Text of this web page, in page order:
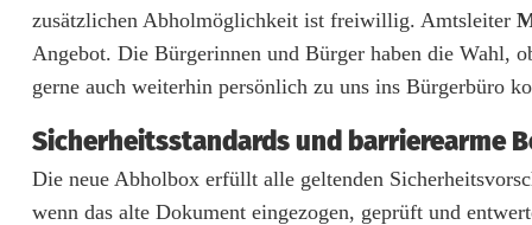
b
h
l
b
zusätzlichen Abholmöglichkeit ist freiwillig. Amtsleiter
Angebot. Die Bürgerinnen und Bürger haben die Wahl,
gerne auch weiterhin persönlich zu uns ins Bürgerbüro
Sicherheitsstandards und barrierearme
Die neue Abholbox erfüllt alle geltenden
wenn das alte Dokument eingezogen, geprüft und